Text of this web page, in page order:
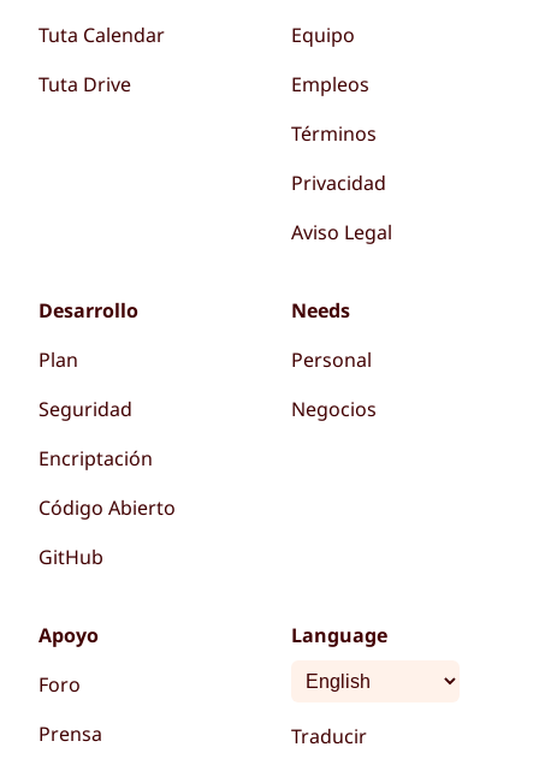
Tuta Calendar
Tuta Drive
Equipo
Empleos
Términos
Privacidad
Aviso Legal
Desarrollo
Plan
Seguridad
Encriptación
Código Abierto
GitHub
Needs
Personal
Negocios
Apoyo
Foro
Prensa
Language
Traducir